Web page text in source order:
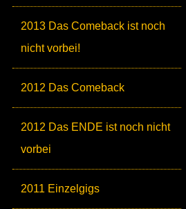
2013 Das Comeback ist noch
nicht vorbei!
2012 Das Comeback
2012 Das ENDE ist noch nicht
vorbei
2011 Einzelgigs